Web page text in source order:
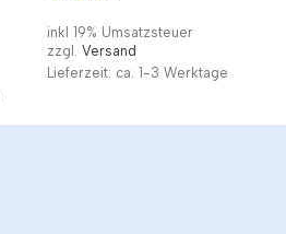
inkl 19% Umsatzsteuer
zzgl. Versand
Lieferzeit: ca. 1-3 Werktage